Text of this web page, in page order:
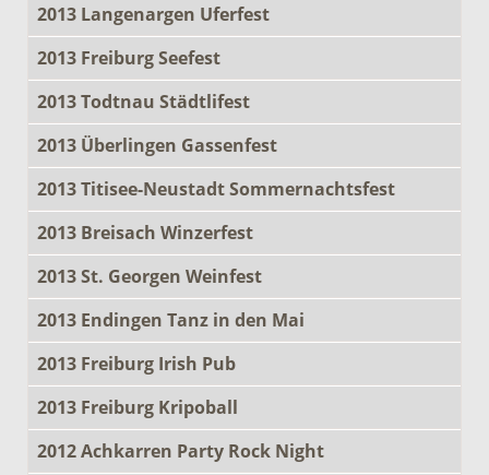
2013 Langenargen Uferfest
2013 Freiburg Seefest
2013 Todtnau Städtlifest
2013 Überlingen Gassenfest
2013 Titisee-Neustadt Sommernachtsfest
2013 Breisach Winzerfest
2013 St. Georgen Weinfest
2013 Endingen Tanz in den Mai
2013 Freiburg Irish Pub
2013 Freiburg Kripoball
2012 Achkarren Party Rock Night